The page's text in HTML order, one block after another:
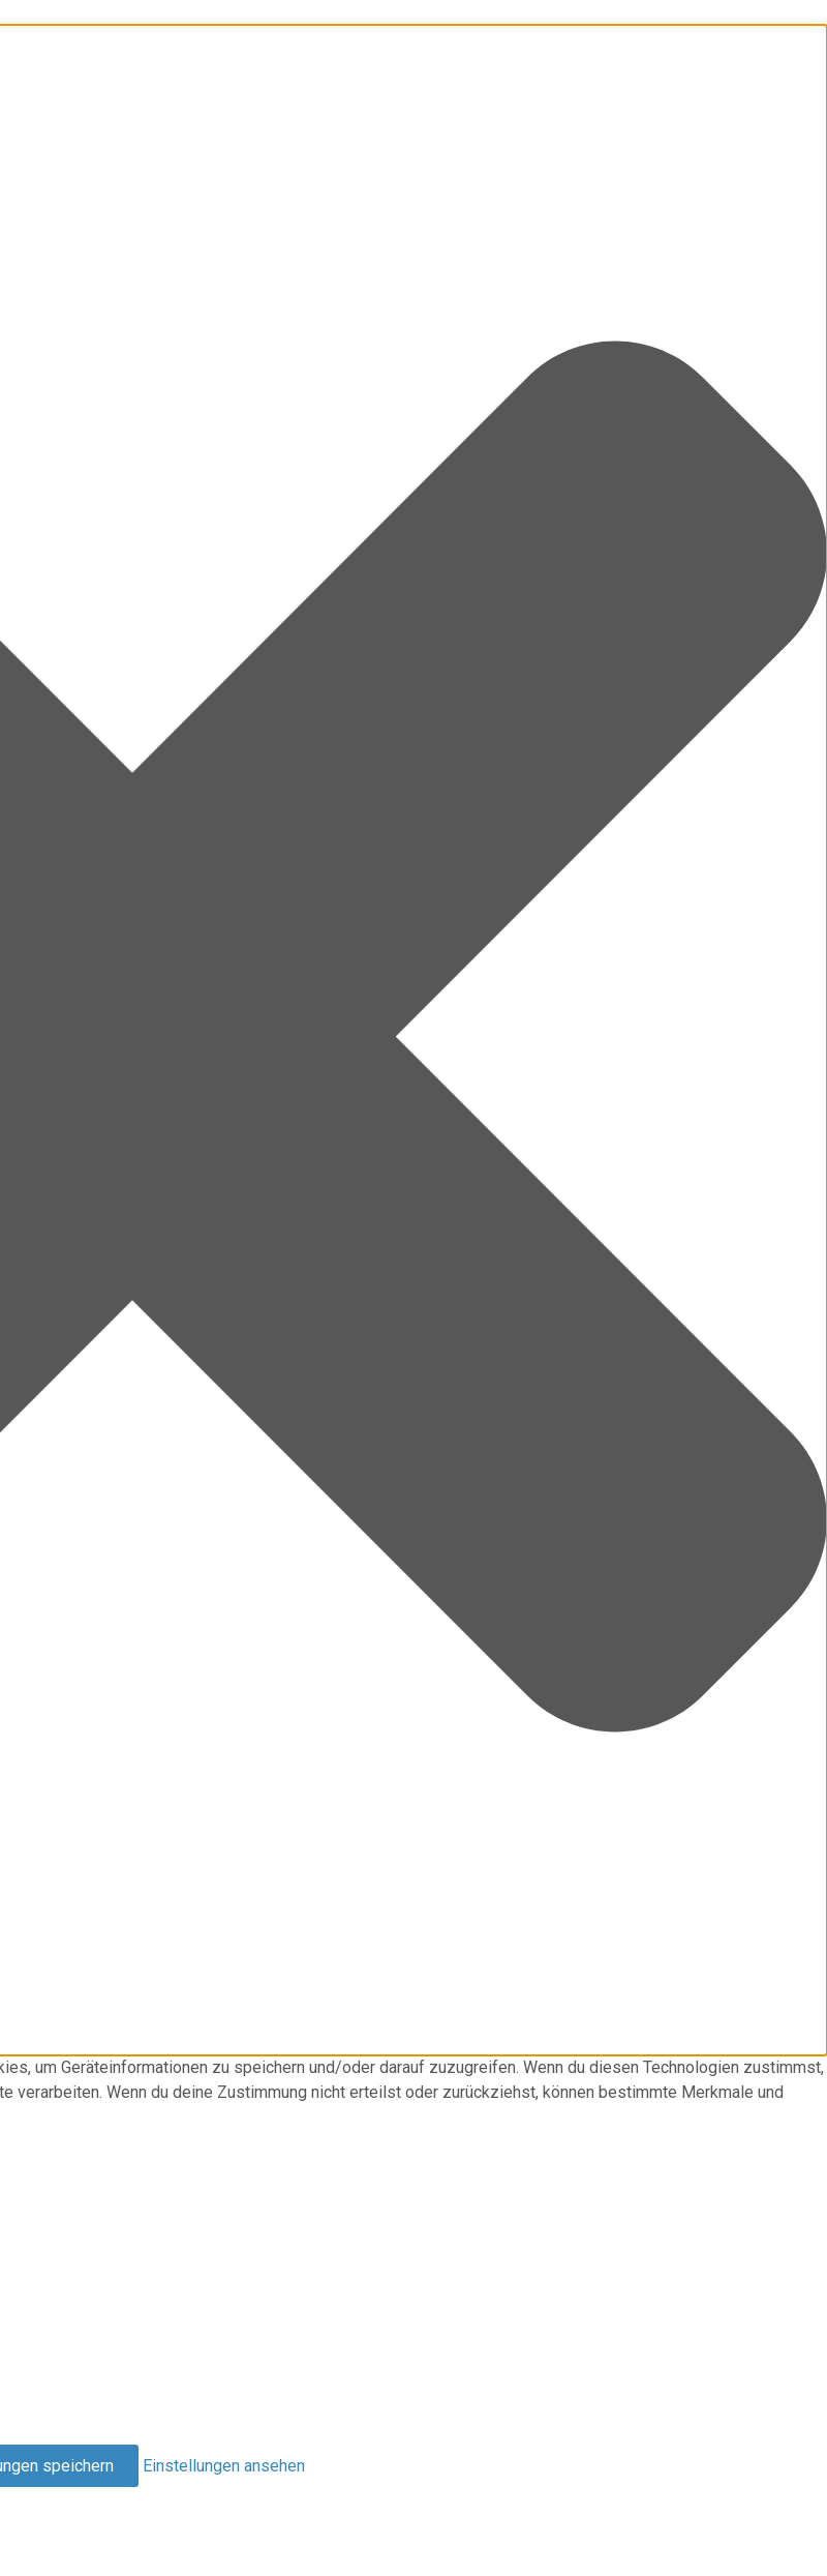
um Geräteinformationen zu speichern und/oder darauf zuzugreifen. Wenn du diesen Technologien zustimmst,
Wenn du deine Zustimmung nicht erteilst oder zurückziehst, können bestimmte Merkmale und
speichern Einstellungen ansehen